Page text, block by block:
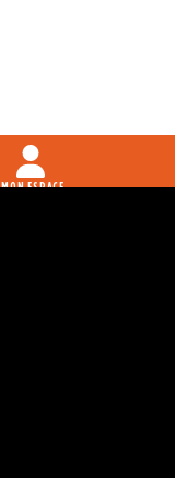
MON ESPACE